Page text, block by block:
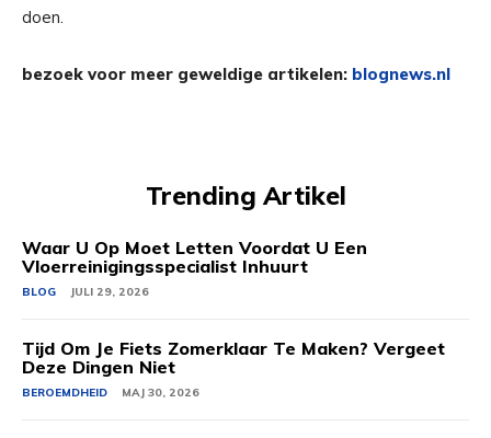
doen.
bezoek voor meer geweldige artikelen: blognews.nl
Trending Artikel
Waar U Op Moet Letten Voordat U Een
Vloerreinigingsspecialist Inhuurt
BLOG JULI 29, 2026
Tijd Om Je Fiets Zomerklaar Te Maken? Vergeet
Deze Dingen Niet
BEROEMDHEID MAJ 30, 2026